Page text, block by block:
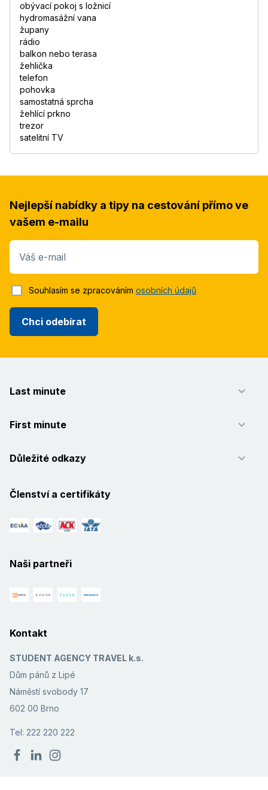
obývací pokoj s ložnicí
hydromasážní vana
župany
rádio
balkon nebo terasa
žehlička
telefon
pohovka
samostatná sprcha
žehlící prkno
trezor
satelitní TV
Nejlepší nabídky a tipy na cestování přímo ve
vašem e-mailu
Váš e-mail
Chci odebírat
Souhlasím se zpracováním osobních údajů
Last minute
First minute
Důležité odkazy
Členství a certifikáty
Naši partneři
Kontakt
STUDENT AGENCY TRAVEL k.s.
Dům pánů z Lipé
Náměstí svobody 17
602 00 Brno
Tel: 222 220 222